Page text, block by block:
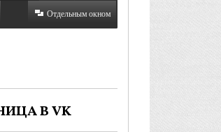
Отдельным окном
В VK